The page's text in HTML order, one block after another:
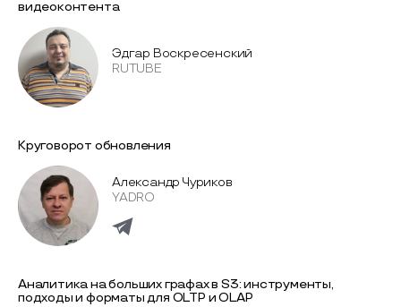
видеоконтента
Эдгар Воскресенский
RUTUBE
Круговорот обновления
Александр Чуриков
YADRO
Аналитика на больших графах в S3: инструменты,
подходы и форматы для OLTP и OLAP